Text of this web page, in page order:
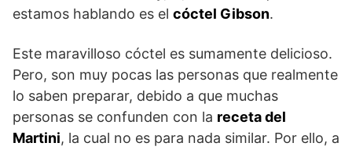
estamos hablando es el cóctel Gibson.
Este maravilloso cóctel es sumamente delicioso.
Pero, son muy pocas las personas que realmente
lo saben preparar, debido a que muchas
personas se confunden con la receta del
Martini, la cual no es para nada similar. Por ello, a